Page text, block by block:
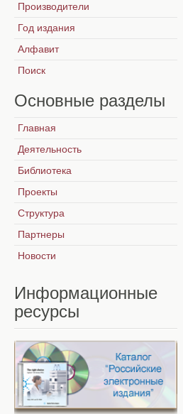
Производители
Год издания
Алфавит
Поиск
Основные разделы
Главная
Деятельность
Библиотека
Проекты
Структура
Партнеры
Новости
Информационные
ресурсы